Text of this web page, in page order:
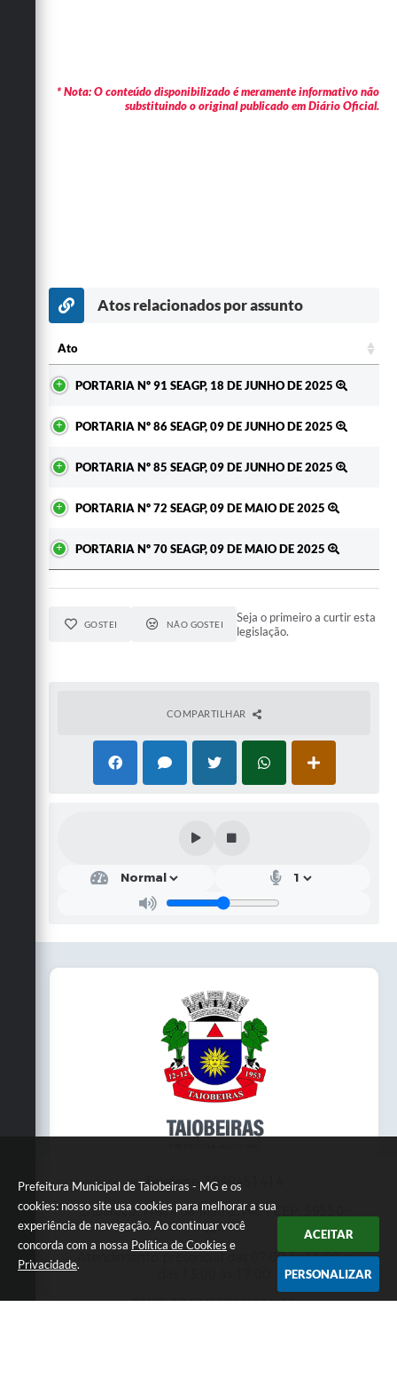
Prefeitura Municipal de Taiobeiras - MG e os
cookies: nosso site usa cookies para melhorar a sua
experiência de navegação. Ao continuar você
concorda com a nossa Política de Cookies e
Privacidade.
ACEITAR
PERSONALIZAR
* Nota: O conteúdo disponibilizado é meramente informativo não
substituindo o original publicado em Diário Oficial.
Atos relacionados por assunto
Ato
PORTARIA Nº 91 SEAGP, 18 DE JUNHO DE 2025
PORTARIA Nº 86 SEAGP, 09 DE JUNHO DE 2025
PORTARIA Nº 85 SEAGP, 09 DE JUNHO DE 2025
PORTARIA Nº 72 SEAGP, 09 DE MAIO DE 2025
PORTARIA Nº 70 SEAGP, 09 DE MAIO DE 2025
GOSTEI NÃO GOSTEI
Seja o primeiro a curtir esta
legislação.
COMPARTILHAR
Telefone: 3838451414
Endereço: Praça da Matriz,145 | CEP: 39550-
000
Atendimento presencial das 07:00 às 11:00 e
CNPJ: 18.017.384/0001-10